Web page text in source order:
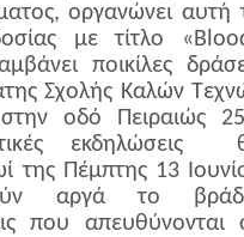
οργανώνει αυτή
με τίτλο
ποικίλες
Σχολής Καλών
οδό Πειραιώς
εκδηλώσεις
της Πέμπτης 13
αργά το
που απευθύνονται